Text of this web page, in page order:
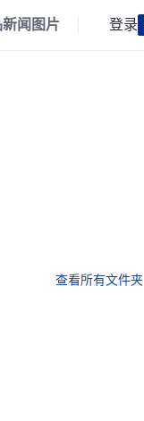
新闻 图片 登录
查看所有文件夹